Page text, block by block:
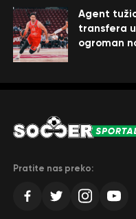
Agent
transfera
ogroman
Pratite nas preko: